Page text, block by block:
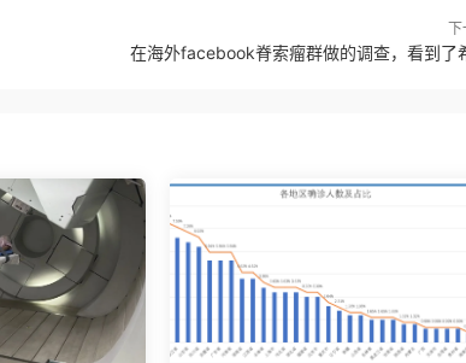
下
在海外facebook脊索瘤群做的调查，看到了